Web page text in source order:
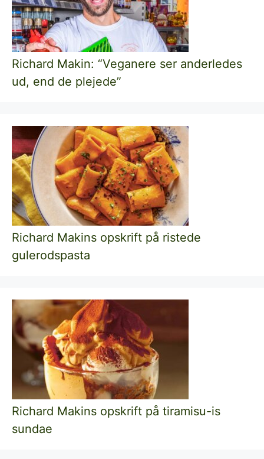
Richard Makin: “Veganere ser anderledes
ud, end de plejede”
Richard Makins opskrift på ristede
gulerodspasta
Richard Makins opskrift på tiramisu-is
sundae